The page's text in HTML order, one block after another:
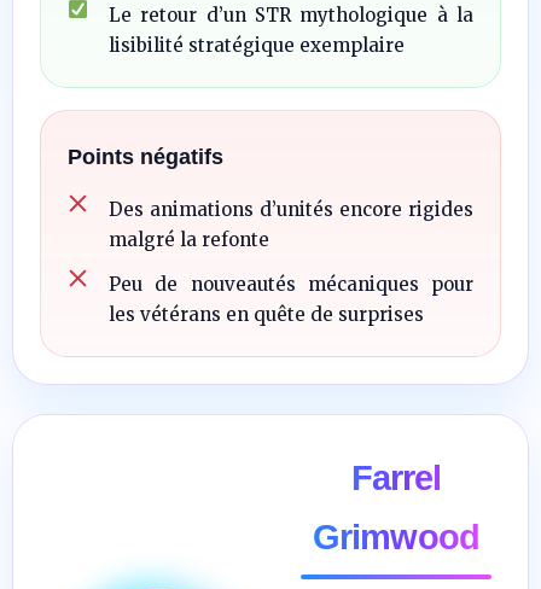
Le retour d’un STR mythologique à la
lisibilité stratégique exemplaire
Points négatifs
Des animations d’unités encore rigides
malgré la refonte
Peu de nouveautés mécaniques pour
les vétérans en quête de surprises
Farrel
Grimwood